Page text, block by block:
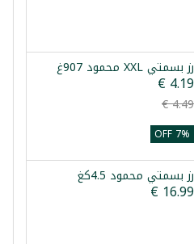
رز بسمتي XXL محمود 907غ
7% OFF
رز بسمتي محمود 4.5كغ